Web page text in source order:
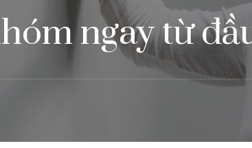
ngay từ